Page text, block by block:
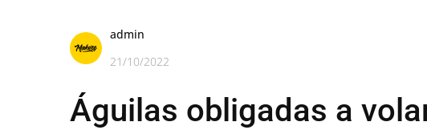
admin
21/10/2022
Águilas obligadas a